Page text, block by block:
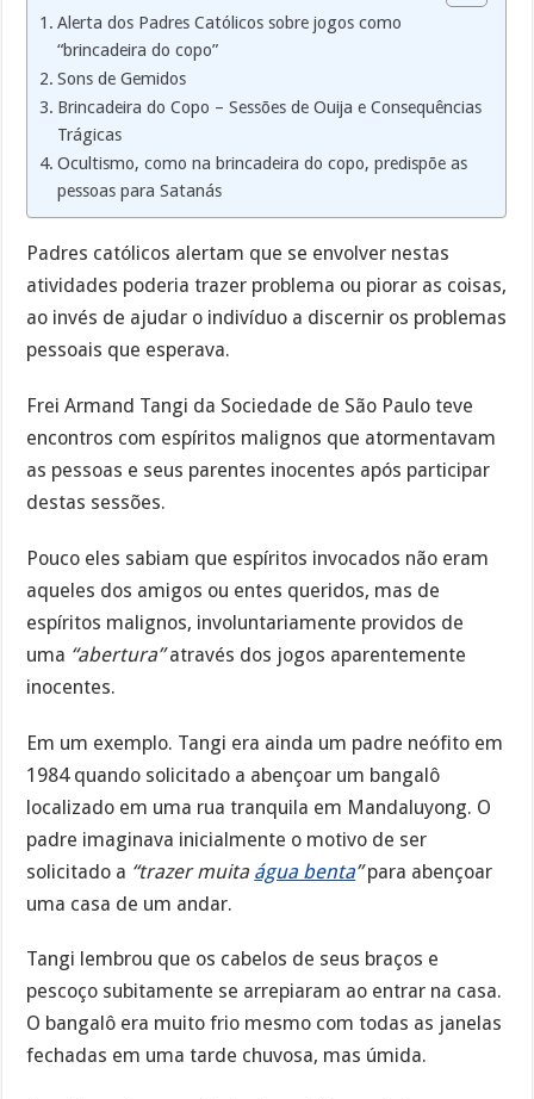
Alerta dos Padres Católicos sobre jogos como
“brincadeira do copo”
Sons de Gemidos
Brincadeira do Copo – Sessões de Ouija e Consequências
Trágicas
Ocultismo, como na brincadeira do copo, predispõe as
pessoas para Satanás
Padres católicos alertam que se envolver nestas
atividades poderia trazer problema ou piorar as coisas,
ao invés de ajudar o indivíduo a discernir os problemas
pessoais que esperava.
Frei Armand Tangi da Sociedade de São Paulo teve
encontros com espíritos malignos que atormentavam
as pessoas e seus parentes inocentes após participar
destas sessões.
Pouco eles sabiam que espíritos invocados não eram
aqueles dos amigos ou entes queridos, mas de
espíritos malignos, involuntariamente providos de
uma “abertura”através dos jogos aparentemente
inocentes.
Em um exemplo. Tangi era ainda um padre neófito em
1984 quando solicitado a abençoar um bangalô
localizado em uma rua tranquila em Mandaluyong. O
padre imaginava inicialmente o motivo de ser
solicitado a “trazer muita água benta”para abençoar
uma casa de um andar.
Tangi lembrou que os cabelos de seus braços e
pescoço subitamente se arrepiaram ao entrar na casa.
O bangalô era muito frio mesmo com todas as janelas
fechadas em uma tarde chuvosa, mas úmida.